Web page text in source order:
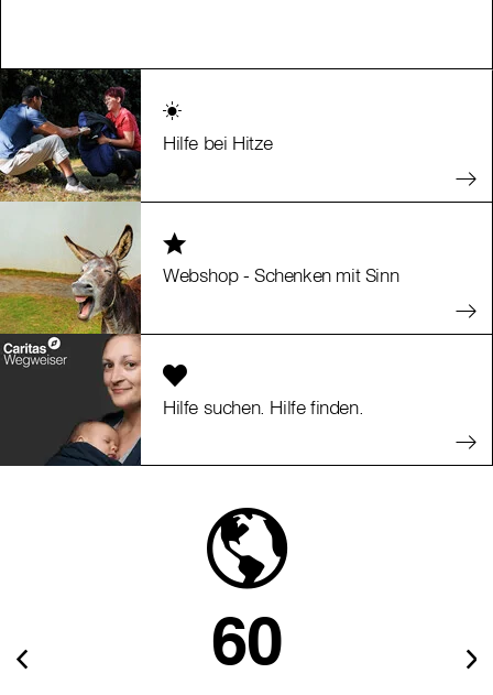
Hilfe bei Hitze
Webshop - Schenken mit Sinn
Hilfe suchen. Hilfe finden.
60